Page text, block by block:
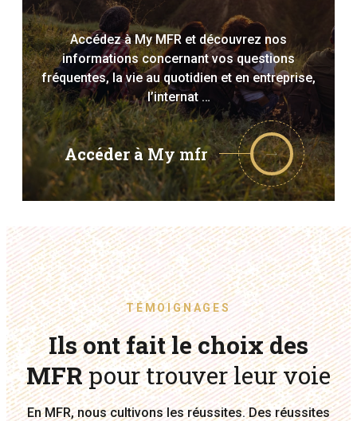
Accédez à My MFR et découvrez nos
informations concernant vos questions
fréquentes, la vie au quotidien et en entreprise,
l’internat …
Accéder àMy mfr
TÉMOIGNAGES
Ils ont fait le choix des
MFRpour trouver leur voie
En MFR, nous cultivons les réussites. Des réussites